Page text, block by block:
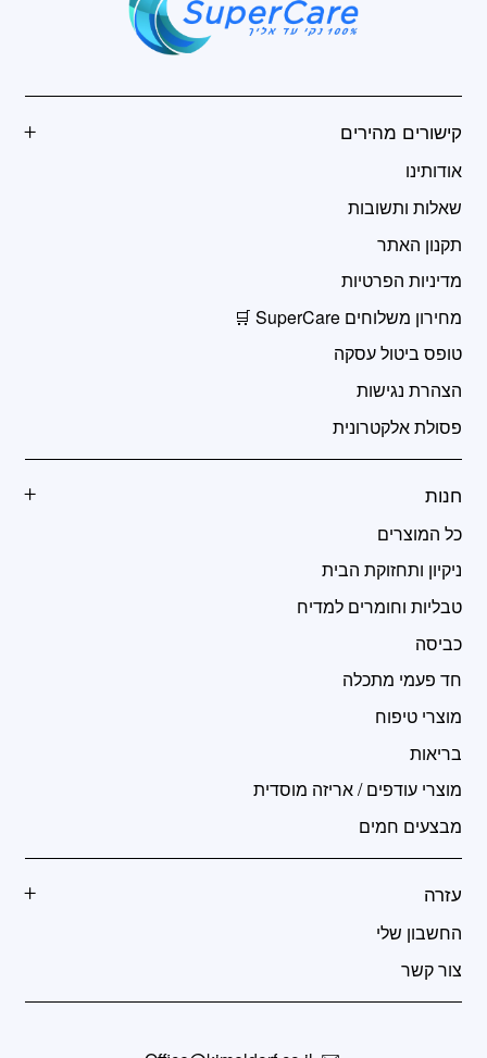
קישורים מהירים
אודותינו
שאלות ותשובות
תקנון האתר
מדיניות הפרטיות
מחירון משלוחים SuperCare 🛒
טופס ביטול עסקה
הצהרת נגישות
פסולת אלקטרונית
חנות
כל המוצרים
ניקיון ותחזוקת הבית
טבליות וחומרים למדיח
כביסה
חד פעמי מתכלה
מוצרי טיפוח
בריאות
מוצרי עודפים / אריזה מוסדית
מבצעים חמים
עזרה
החשבון שלי
צור קשר